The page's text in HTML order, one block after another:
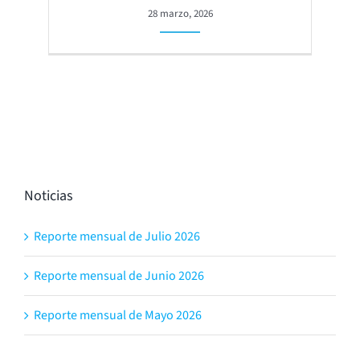
28 marzo, 2026
Noticias
Reporte mensual de Julio 2026
Reporte mensual de Junio 2026
Reporte mensual de Mayo 2026